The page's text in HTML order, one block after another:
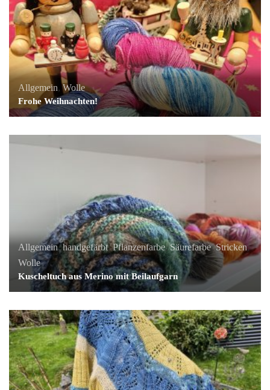
Allgemein,Wolle
Frohe Weihnachten!
Allgemein,handgefärbt,Pflanzenfarbe,Säurefarbe,Stricken,
Wolle
Kuscheltuch aus Merino mit Beilaufgarn